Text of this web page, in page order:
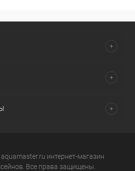
интернет-магазин
Все права защищены.